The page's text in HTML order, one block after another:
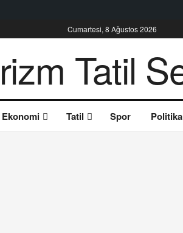
Cumartesi, 8 Ağustos 2026
Ekonomi Tatil Spor Politika